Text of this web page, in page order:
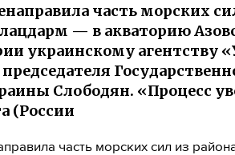
часть морских
— в акваторию
украинскому агентству
Слободян. «Процесс
(России
часть морских сил из